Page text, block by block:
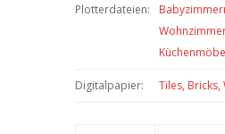
Plotterdateien:
Digitalpapier: Tiles,